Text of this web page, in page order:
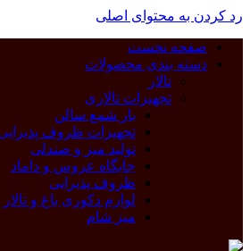
رد کردن به محتوای اصلی
صفحه نخست
دسته بندی محصولات
تالار
تجهیزات تالاری
بار شمع سالن
تجهیزات ظروف
تولید میز و صندلی
جایگاه عروس و داماد
ظروف پذیرایی
لوازم دکوری باغ و تالار
میز شام